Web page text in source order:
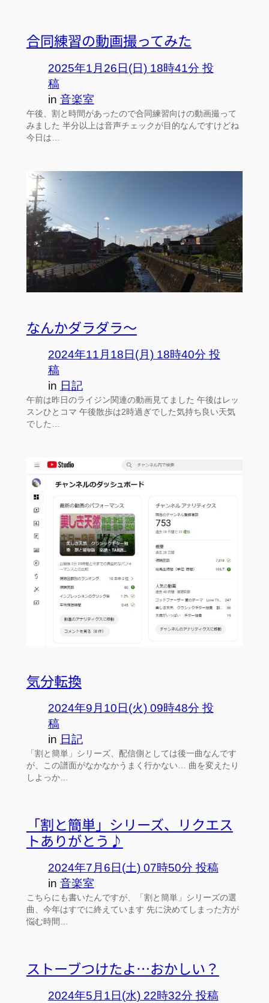
合同練習の動画撮ってみた
2025年1月26日(日) 18時41分 投
稿
in 音楽室
午後、割と時間があったので合同練習向けの動画撮って
みました 半分以上は音声チェックが目的なんですけどね
今日は…
なんかダラダラ～
2024年11月18日(月) 18時40分 投
稿
in 日記
午前は昨日のライジン関連の動画見てました 午後はレッ
スンひとコマ 午後散歩は2時過ぎでした気持ち良い天気
でした…
気分転換
2024年9月10日(火) 09時48分 投
稿
in 日記
「割と簡単」シリーズ、配信側としては後一曲なんです
が、この譜面がなかなかうまく行かない… 曲を変えたり
しよっか…
「割と簡単」シリーズ、リクエス
トありがとう♪
2024年7月6日(土) 07時50分 投稿
in 音楽室
こちらにも書いたんですが、「割と簡単」シリーズの選
曲、今年はすでに終えています 先に決めてしまった方が
悩む時間…
ストーブつけたよ…おかしい？
2024年5月1日(水) 22時32分 投稿